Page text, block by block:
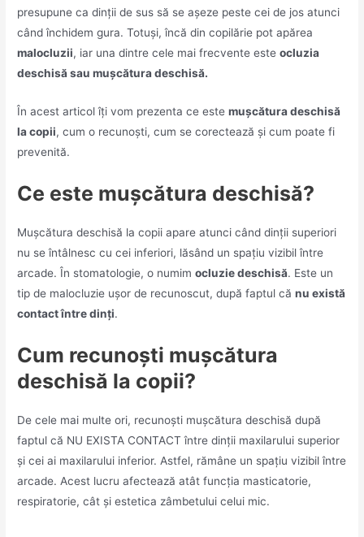
presupune ca dinții de sus să se așeze peste cei de jos atunci
când închidem gura. Totuși, încă din copilărie pot apărea
malocluzii, iar una dintre cele mai frecvente esteocluzia
deschisă sau mușcătura deschisă.
În acest articol îți vom prezenta ce estemușcătura deschisă
la copii, cum o recunoști, cum se corectează și cum poate fi
prevenită.
Ce este mușcătura deschisă?
Mușcătura deschisă la copii apare atunci când dinții superiori
nu se întâlnesc cu cei inferiori, lăsând un spațiu vizibil între
arcade. În stomatologie, o numimocluzie deschisă. Este un
tip de malocluzie ușor de recunoscut, după faptul cănu există
contact între dinți.
Cum recunoști mușcătura
deschisă la copii?
De cele mai multe ori, recunoști mușcătura deschisă după
faptul că NU EXISTA CONTACT între dinții maxilarului superior
și cei ai maxilarului inferior. Astfel, rămâne un spațiu vizibil între
arcade. Acest lucru afectează atât funcția masticatorie,
respiratorie, cât și estetica zâmbetului celui mic.